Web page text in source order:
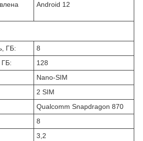
Android 12
ГБ:
8
ГБ:
128
Nano-SIM
2 SIM
Qualcomm Snapdragon 870
8
3,2